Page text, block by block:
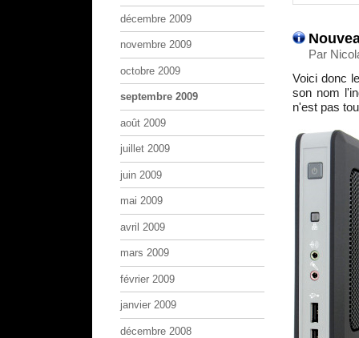
Par
Voici donc
son nom
n'est pas
décembre 2009
novembre 2009
octobre 2009
septembre 2009
août 2009
juillet 2009
juin 2009
mai 2009
avril 2009
mars 2009
février 2009
janvier 2009
décembre 2008